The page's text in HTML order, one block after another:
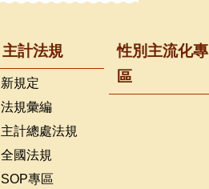
主計法規
新規定
法規彙編
主計總處法規
全國法規
SOP專區
性別主流化專
區